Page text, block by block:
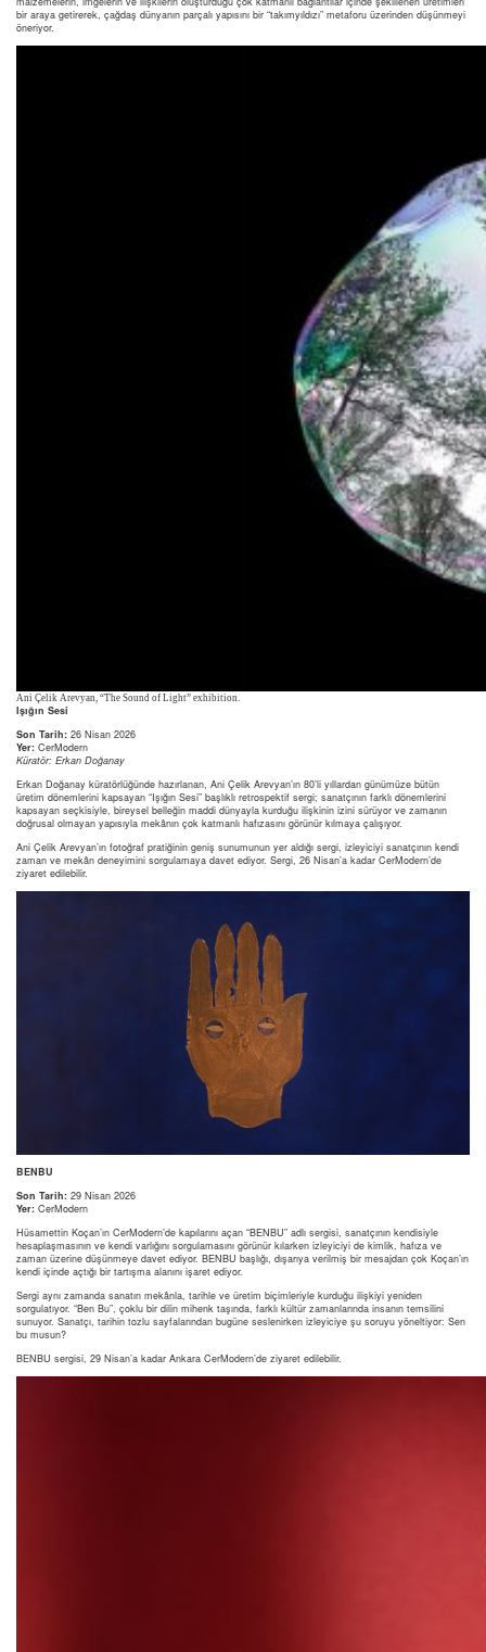
bir araya getirerek, çağdaş dünyanın parçalı yapısını bir “takımyıldızı” metaforu üzerinden düşünmeyi
öneriyor.
Ani Çelik Arevyan, “The Sound of Light” exhibition.
Işığın Sesi
Son Tarih: 26 Nisan 2026
Yer: CerModern
Küratör: Erkan Doğanay
Erkan Doğanay küratörlüğünde hazırlanan, Ani Çelik Arevyan’ın 80’li yıllardan günümüze bütün
üretim dönemlerini kapsayan “Işığın Sesi” başlıklı retrospektif sergi; sanatçının farklı dönemlerini
kapsayan seçkisiyle, bireysel belleğin maddi dünyayla kurduğu ilişkinin izini sürüyor ve zamanın
doğrusal olmayan yapısıyla mekânın çok katmanlı hafızasını görünür kılmaya çalışıyor.
Ani Çelik Arevyan’ın fotoğraf pratiğinin geniş sunumunun yer aldığı sergi, izleyiciyi sanatçının kendi
zaman ve mekân deneyimini sorgulamaya davet ediyor. Sergi, 26 Nisan’a kadar CerModern’de
ziyaret edilebilir.
BENBU
Son Tarih: 29 Nisan 2026
Yer: CerModern
Hüsamettin Koçan’ın CerModern’de kapılarını açan “BENBU” adlı sergisi, sanatçının kendisiyle
hesaplaşmasının ve kendi varlığını sorgulamasını görünür kılarken izleyiciyi de kimlik, hafıza ve
zaman üzerine düşünmeye davet ediyor. BENBU başlığı, dışarıya verilmiş bir mesajdan çok Koçan’ın
kendi içinde açtığı bir tartışma alanını işaret ediyor.
Sergi aynı zamanda sanatın mekânla, tarihle ve üretim biçimleriyle kurduğu ilişkiyi yeniden
sorgulatıyor. “Ben Bu”, çoklu bir dilin mihenk taşında, farklı kültür zamanlarında insanın temsilini
sunuyor. Sanatçı, tarihin tozlu sayfalarından bugüne seslenirken izleyiciye şu soruyu yöneltiyor: Sen
bu musun?
BENBU sergisi, 29 Nisan’a kadar Ankara CerModern’de ziyaret edilebilir.